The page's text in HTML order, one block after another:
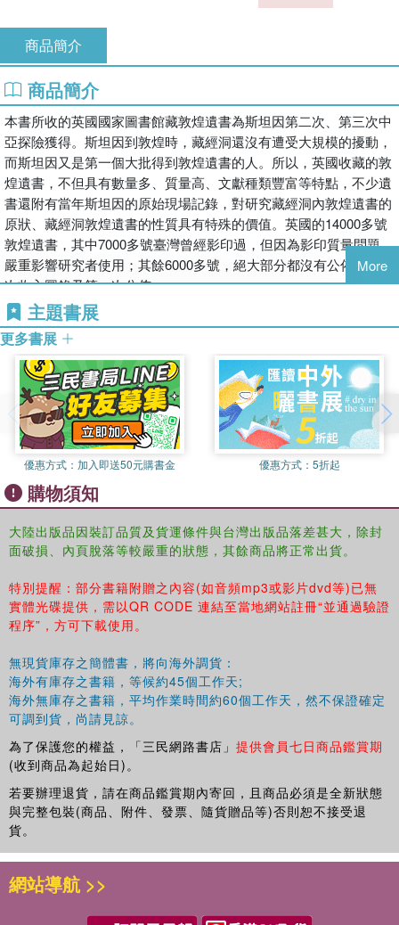
商品簡介
商品簡介
本書所收的英國國家圖書館藏敦煌遺書為斯坦因第二次、第三次中
亞探險獲得。斯坦因到敦煌時，藏經洞還沒有遭受大規模的擾動，
而斯坦因又是第一個大批得到敦煌遺書的人。所以，英國收藏的敦
煌遺書，不但具有數量多、質量高、文獻種類豐富等特點，不少遺
書還附有當年斯坦因的原始現場記錄，對研究藏經洞內敦煌遺書的
原狀、藏經洞敦煌遺書的性質具有特殊的價值。英國的14000多號
敦煌遺書，其中7000多號臺灣曾經影印過，但因為影印質量問題，
嚴重影響研究者使用；其餘6000多號，絕大部分都沒有公佈過，此
次收入圖錄乃第一次公佈。
本書的出版，將為中國中古史諸多領域的研究，特別是歷史、宗
教、政治、經濟、文學、語言、文字、社會、法律、音韻、醫藥、
音樂、美術、舞蹈以及民族史、邊疆史、中外關係乃至書法、繪畫
等提供大量的新鮮資料，將推動這些領域研究的迅猛發展。
本書附有國內敦煌學專家方廣錩先生通過詳細研究撰寫的條記目
錄，詳細注明文書的名稱、外觀形態、年代、二次加工情況、已有
的相關研究成果等。
本項目為“十二五”國家重點圖書出版規劃項目。
More
主題書展
更多書展
優惠方式： 加入即送50元購書金 優惠方式： 5折起
購物須知
大陸出版品因裝訂品質及貨運條件與台灣出版品落差甚大，除封
面破損、內頁脫落等較嚴重的狀態，其餘商品將正常出貨。
特別提醒：部分書籍附贈之內容(如音頻mp3或影片dvd等)已無
實體光碟提供，需以QR CODE 連結至當地網站註冊“並通過驗證
程序”，方可下載使用。
無現貨庫存之簡體書，將向海外調貨：
海外有庫存之書籍，等候約45個工作天;
海外無庫存之書籍，平均作業時間約60個工作天，然不保證確定
可調到貨，尚請見諒。
為了保護您的權益，「三民網路書店」 提供會員七日商品鑑賞期
(收到商品為起始日)。
若要辦理退貨，請在商品鑑賞期內寄回，且商品必須是全新狀態
與完整包裝(商品、附件、發票、隨貨贈品等)否則恕不接受退
貨。
網站導航 >>